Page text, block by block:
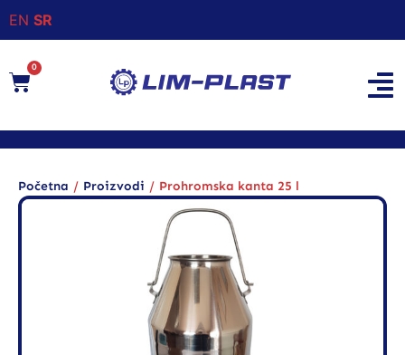
EN SR
0
Početna / Proizvodi / Prohromska kanta 25 l